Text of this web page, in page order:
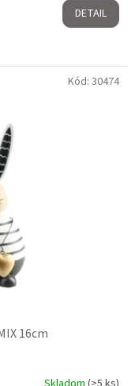
DETAIL
16cm
Kód: 30474